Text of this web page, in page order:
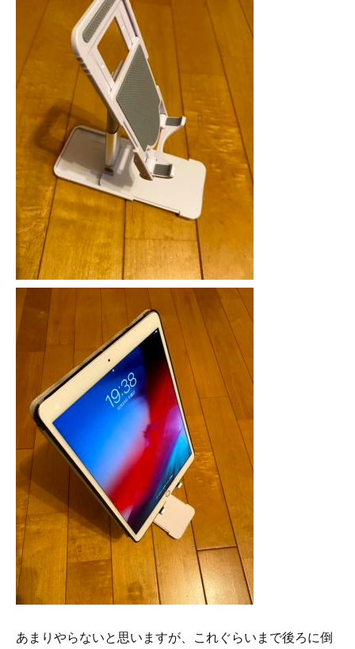
あまりやらないと思いますが、これぐらいまで後ろに倒